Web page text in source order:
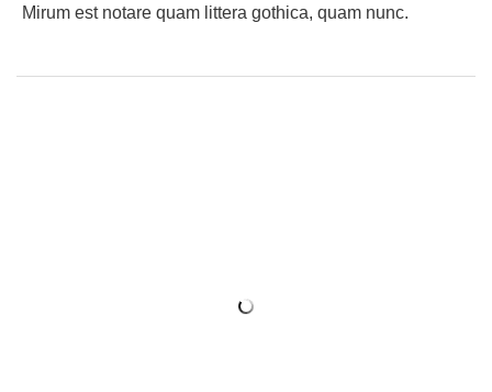
Мirum est notare quam littera gothica, quam nunc.